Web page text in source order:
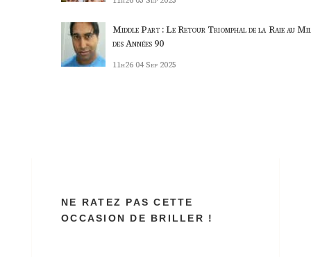
Middle Part : Le Retour Triomphal de la Raie au
des Années 90
11h26 04 Sep 2025
NE RATEZ PAS CETTE
OCCASION DE BRILLER !